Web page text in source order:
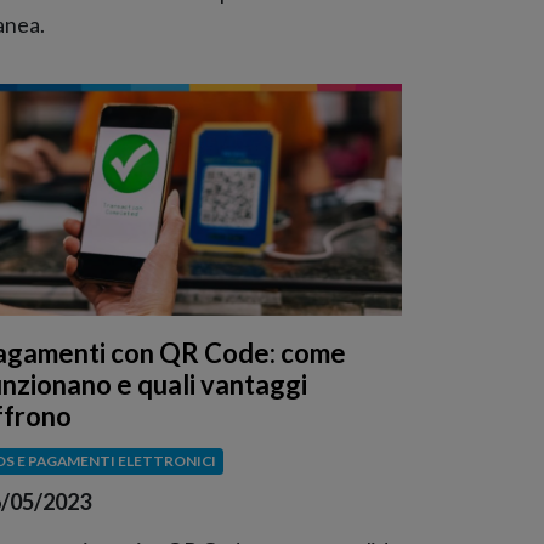
con QR Code: come
e quali vantaggi
E PAGAMENTI ELETTRONICI
05/2023